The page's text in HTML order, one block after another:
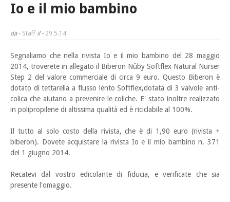
Io e il mio bambino
da - Staff il - 29.5.14
Segnaliamo che nella rivista Io e il mio bambino del 28 maggio
2014, troverete in allegato il Biberon Nûby Softflex Natural Nurser
Step 2 del valore commerciale di circa 9 euro. Questo Biberon è
dotato di tettarella a flusso lento Softflex,dotata di 3 valvole anti-
colica che aiutano a prevenire le coliche. E' stato inoltre realizzato
in polipropilene di altissima qualità ed è riciclabile al 100%.
Il tutto al solo costo della rivista, che è di 1,90 euro (rivista +
biberon). Dovete acquistare la rivista Io e il mio bambino n. 371
del 1 giugno 2014.
Recatevi dal vostro edicolante di fiducia, e verificate che sia
presente l'omaggio.